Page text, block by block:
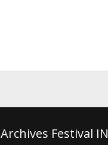
Archives Festival IN